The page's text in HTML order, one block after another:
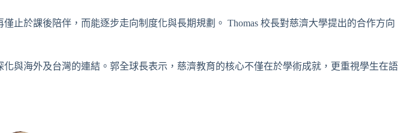
止於課後陪伴，而能逐步走向制度化與長期規劃。 Thomas 校長對慈濟大學提出的合作方向
與海外及台灣的連結。郭全球長表示，慈濟教育的核心不僅在於學術成就，更重視學生在語